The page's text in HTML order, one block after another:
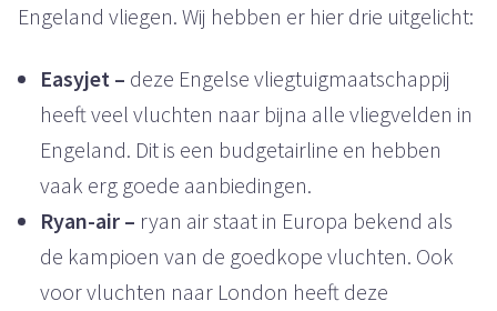
Engeland vliegen. Wij hebben er hier drie uitgelicht:
Easyjet – deze Engelse vliegtuigmaatschappij
heeft veel vluchten naar bijna alle vliegvelden in
Engeland. Dit is een budgetairline en hebben
vaak erg goede aanbiedingen.
Ryan-air – ryan air staat in Europa bekend als
de kampioen van de goedkope vluchten. Ook
voor vluchten naar London heeft deze